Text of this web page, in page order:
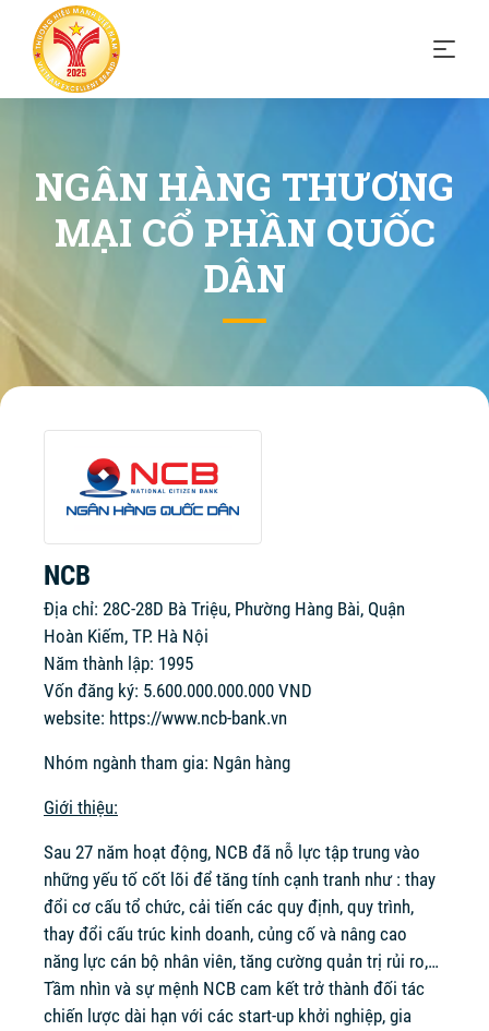
NGÂN HÀNG THƯƠNG
MẠI CỔ PHẦN QUỐC
DÂN
NCB
Địa chỉ: 28C-28D Bà Triệu, Phường Hàng Bài, Quận
Hoàn Kiếm, TP. Hà Nội
Năm thành lập: 1995
Vốn đăng ký: 5.600.000.000.000 VND
website: https://www.ncb-bank.vn
Nhóm ngành tham gia: Ngân hàng
Giới thiệu:
Sau 27 năm hoạt động, NCB đã nỗ lực tập trung vào
những yếu tố cốt lõi để tăng tính cạnh tranh như : thay
đổi cơ cấu tổ chức, cải tiến các quy định, quy trình,
thay đổi cấu trúc kinh doanh, củng cố và nâng cao
năng lực cán bộ nhân viên, tăng cường quản trị rủi ro,…
Tầm nhìn và sự mệnh NCB cam kết trở thành đối tác
chiến lược dài hạn với các start-up khởi nghiệp, gia